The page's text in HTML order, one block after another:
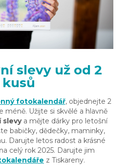
slevy už od 2
kusů
fotokalendář, objednejte 2
méně. Užijte si skvělé a hlavně
slevya mějte dárky pro letošní
babičky, dědečky, maminky,
Darujte letos radost a krásné
celý rok 2025. Darujte jim
z Tiskareny.